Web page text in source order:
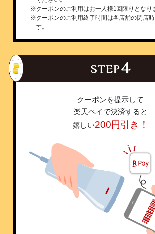
※クーポンのご利用はお一人様1回限りとなり
※クーポンのご利用終了時間は各店舗の閉店時
す。
クーポンを提示して
楽天ペイで決済すると
嬉しい200円引き！